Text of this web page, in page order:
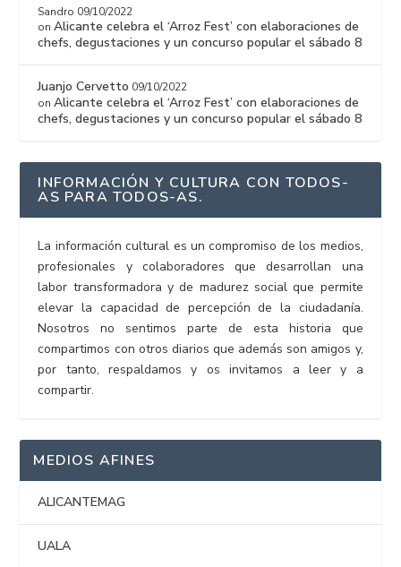
Sandro 09/10/2022
onAlicante celebra el ‘Arroz Fest’ con elaboraciones de
chefs, degustaciones y un concurso popular el sábado 8
Juanjo Cervetto 09/10/2022
onAlicante celebra el ‘Arroz Fest’ con elaboraciones de
chefs, degustaciones y un concurso popular el sábado 8
INFORMACIÓN Y CULTURA CON TODOS-
AS PARA TODOS-AS.
La información cultural es un compromiso de los medios,
profesionales y colaboradores que desarrollan una
labor transformadora y de madurez social que permite
elevar la capacidad de percepción de la ciudadanía.
Nosotros no sentimos parte de esta historia que
compartimos con otros diarios que además son amigos y,
por tanto, respaldamos y os invitamos a leer y a
compartir.
MEDIOS AFINES
ALICANTEMAG
UALA